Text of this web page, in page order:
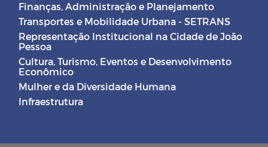
Finanças, Administração e Planejamento
Transportes e Mobilidade Urbana - SETRANS
Representação Institucional na Cidade de João
Pessoa
Cultura, Turismo, Eventos e Desenvolvimento
Econômico
Mulher e da Diversidade Humana
Infraestrutura